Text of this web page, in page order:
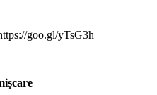
goo.gl/yTsG3h